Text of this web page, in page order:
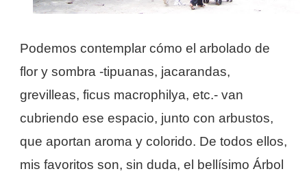
Podemos contemplar cómo el arbolado de
flor y sombra -tipuanas, jacarandas,
grevilleas, ficus macrophilya, etc.- van
cubriendo ese espacio, junto con arbustos,
que aportan aroma y colorido. De todos ellos,
mis favoritos son, sin duda, el bellísimo Árbol